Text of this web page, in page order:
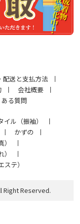
配送と支払方法
会社概要
ある質問
イル（振袖）
かずの
テ）
Right Reserved.